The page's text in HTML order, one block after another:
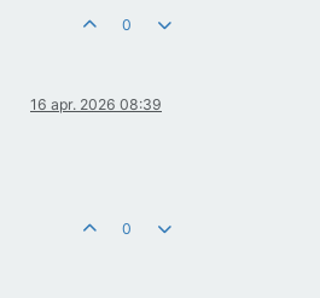
0
16 apr. 2026 08:39
0